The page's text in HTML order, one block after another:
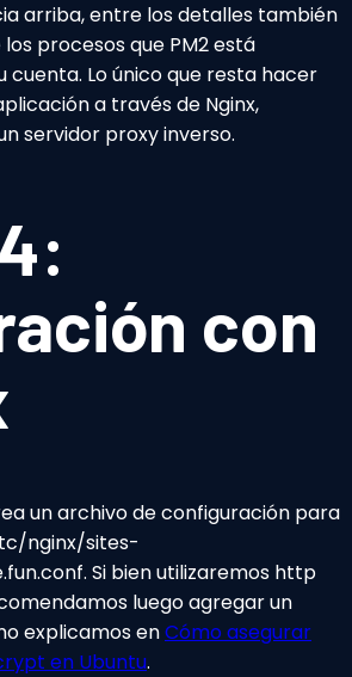
arriba, entre los detalles también
procesos que PM2 está
Lo único que resta hacer
a través de Nginx,
servidor proxy inverso.
con
un archivo de configuración para
nginx/sites-
Si bien utilizaremos http
luego agregar un
explicamos enCómo asegurar
en Ubuntu.